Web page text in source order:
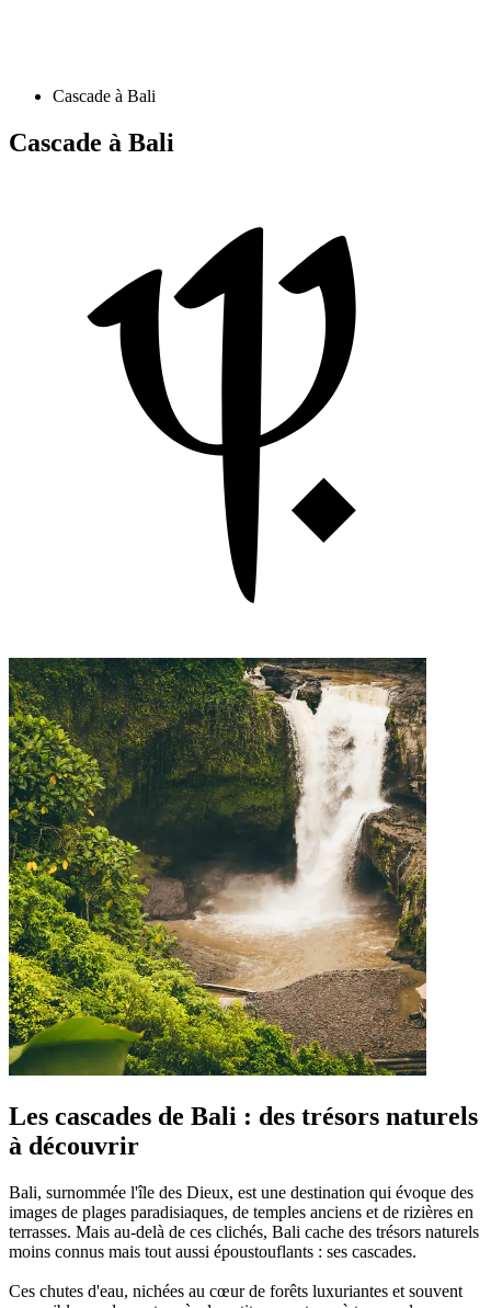
Cascade à Bali
Cascade à Bali
Les cascades de Bali : des trésors naturels
à découvrir
Bali, surnommée l'île des Dieux, est une destination qui évoque des
images de plages paradisiaques, de temples anciens et de rizières en
terrasses. Mais au-delà de ces clichés, Bali cache des trésors naturels
moins connus mais tout aussi époustouflants : ses cascades.
Ces chutes d'eau, nichées au cœur de forêts luxuriantes et souvent